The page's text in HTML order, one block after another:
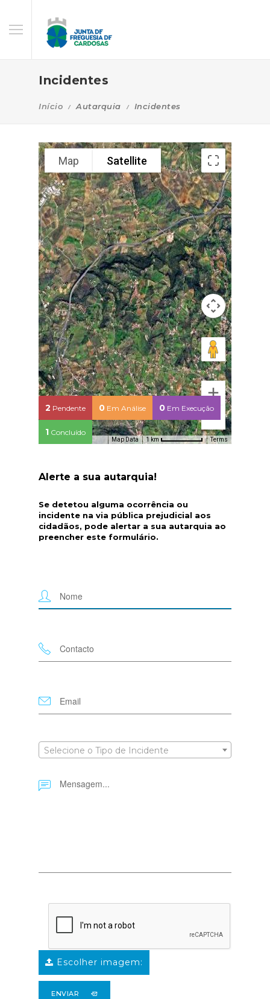
Incidentes
Início Autarquia Incidentes
Map Satellite
Map Data 1 km Terms
2 Pendente 0 Em Análise 0 Em Execução
1 Concluído
Alerte a sua autarquia!
Se detetou alguma ocorrência ou
incidente na via pública prejudicial aos
cidadãos, pode alertar a sua autarquia ao
preencher este formulário.
Selecione o Tipo de Incidente
Escolher imagem:
ENVIAR